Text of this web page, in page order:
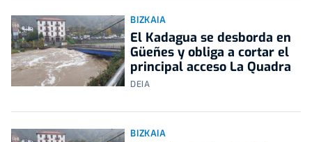
BIZKAIA
El Kadagua se desborda en
Güeñes y obliga a cortar el
principal acceso La Quadra
DEIA
BIZKAIA